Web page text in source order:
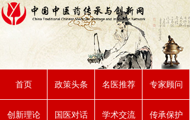
首页 政策头条 名医推荐 专家顾问
创新理论 国医对话 学术交流 传承保护